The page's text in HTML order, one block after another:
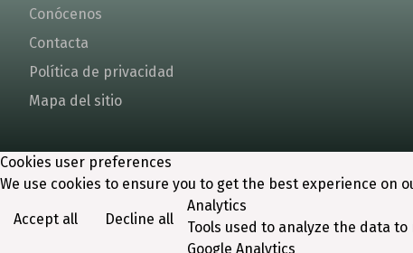
Conócenos
Contacta
Política de privacidad
Mapa del sitio
Cookies user preferences
We use cookies to ensure you to get the best experience on
Accept all Decline all
Analytics
Tools used to analyze the data
Google Analytics